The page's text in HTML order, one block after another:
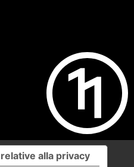
alla privacy